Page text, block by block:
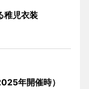
稚児衣装
年開催時）